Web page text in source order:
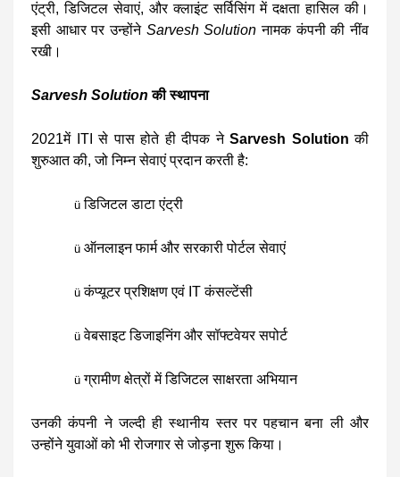
एंट्री, डिजिटल सेवाएं, और क्लाइंट सर्विसिंग में दक्षता हासिल की।
इसी आधार पर उन्होंने Sarvesh Solution नामक कंपनी की नींव
रखी।
Sarvesh Solution की स्थापना
2021में ITI से पास होते ही दीपक ने Sarvesh Solution की
शुरुआत की, जो निम्न सेवाएं प्रदान करती है:
üडिजिटल डाटा एंट्री
ü ऑनलाइन फार्म और सरकारी पोर्टल सेवाएं
üकंप्यूटर प्रशिक्षण एवं IT कंसल्टेंसी
üवेबसाइट डिजाइनिंग और सॉफ्टवेयर सपोर्ट
üग्रामीण क्षेत्रों में डिजिटल साक्षरता अभियान
उनकी कंपनी ने जल्दी ही स्थानीय स्तर पर पहचान बना ली और
उन्होंने युवाओं को भी रोजगार से जोड़ना शुरू किया।